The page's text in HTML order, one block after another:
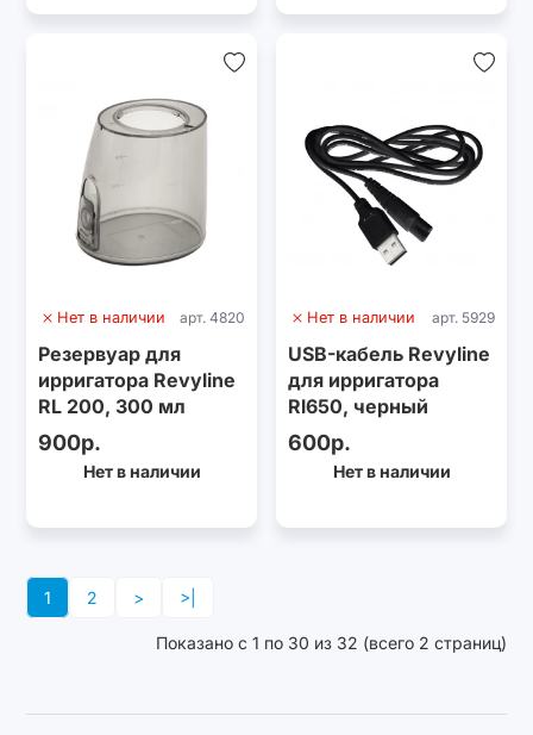
Нет в наличии арт. 4820
Резервуар для
ирригатора Revyline
RL 200, 300 мл
900р.
Нет в наличии
Нет в наличии арт. 5929
USB-кабель Revyline
для ирригатора
Rl650, черный
600р.
Нет в наличии
1 2 > >|
Показано с 1 по 30 из 32 (всего 2 страниц)